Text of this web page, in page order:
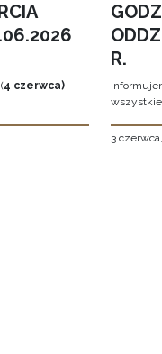
4 czerwca)
R.
wszystkie
3